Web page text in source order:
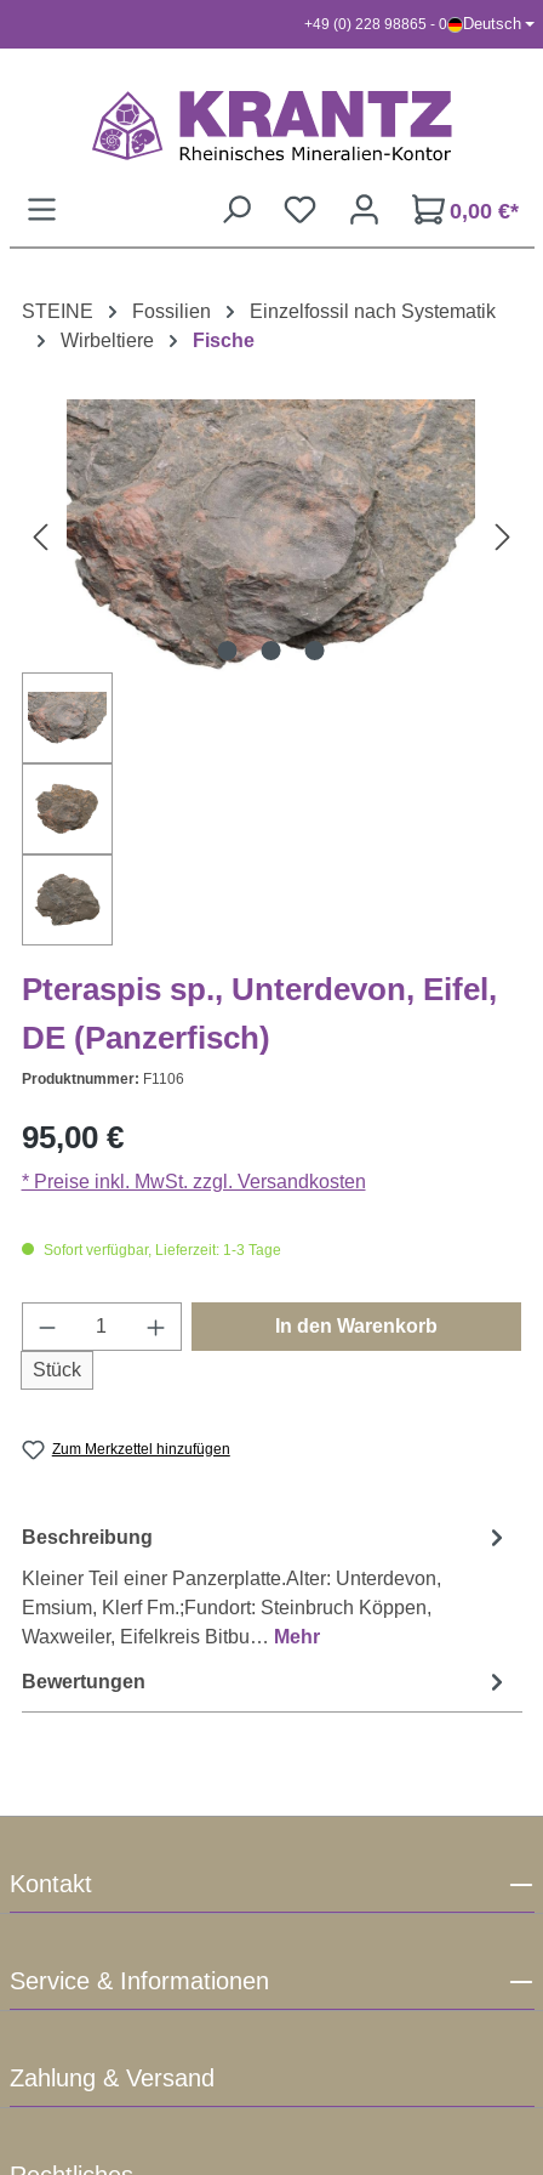
+49 (0) 228 98865 - 0 Deutsch
0,00 €*
STEINE Fossilien
Einzelfossil nach Systematik
Wirbeltiere
Fische
Pteraspis sp., Unterdevon, Eifel,
DE (Panzerfisch)
Produktnummer: F1106
Regulärer Preis:
95,00 €
* Preise inkl. MwSt. zzgl. Versandkosten
Sofort verfügbar, Lieferzeit: 1-3 Tage
Produkt Anzahl: Gib den gewünschten
Stück
In den Warenkorb
Zum Merkzettel hinzufügen
Beschreibung
Kleiner Teil einer Panzerplatte.Alter: Unterdevon,
Emsium, Klerf Fm.;Fundort: Steinbruch Köppen,
Waxweiler, Eifelkreis Bitbu… Mehr
Bewertungen
Kontakt
Service & Informationen
Zahlung & Versand